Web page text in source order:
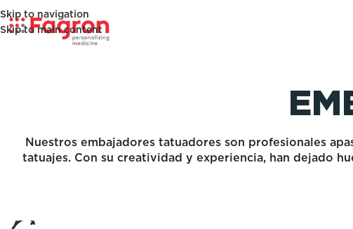
Skip to navigation
Skip to main content
Nuestros embajadores tatuadores son profesionales
tatuajes. Con su creatividad y experiencia, han dejado